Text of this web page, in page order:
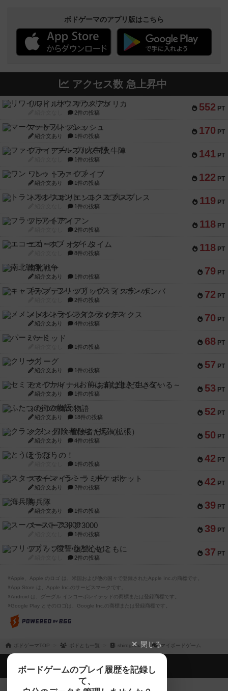
ボドゲーマのアプリ版はこちら
アクセス数 急上昇中
552 PT
リワイルド：サウスアメリカ
2件の投稿
170 PT
マーケットフレッシュ
紹介文あり 1件の投稿
141 PT
ファイアー・ブルズ / 火牛陣
1件の投稿
122 PT
ワン・トゥ・ファイブ
紹介文あり 1件の投稿
119 PT
トランスオリエント・エクスプレス
1件の投稿
118 PT
フラットアイアン
2件の投稿
118 PT
エコーズ・オブ・タイム
8件の投稿
79 PT
南北戦争
紹介文あり 1件の投稿
72 PT
キャプテン・フリップ：イスラ・ボンバ
2件の投稿
70 PT
メメントオンラインタクティクス
紹介文あり 4件の投稿
68 PT
パーミッド
1件の投稿
57 PT
クリーグ
紹介文あり 1件の投稿
53 PT
セミファイナル ～お前はまだ生きている～
紹介文あり 1件の投稿
52 PT
ふたつの街の物語
紹介文あり 18件の投稿
50 PT
クランク! ：冒険者たち（拡張）
紹介文あり 4件の投稿
42 PT
とうほうの！
1件の投稿
42 PT
スターマイン・ラミー ポケット
紹介文あり 2件の投稿
39 PT
海兵隊
紹介文あり 1件の投稿
39 PT
スーパーストア3000
1件の投稿
37 PT
フリップ７：復讐心とともに
2件の投稿
※Apple、Apple のロゴ は、米国および他の国々で登録されたApple Inc.の商標です。
※App Store は、Apple Inc.のサービスマークです。
※Android は、グーグル インコーポレイテッドの商標または登録商標です。
※Google Play とそのロゴは、Google Inc.の商標または登録商標です。
ボドゲーマTOP ボドとも一覧 shirogoma マイボードゲーム
閉じる
ボードゲームのプレイ履歴を記録し
て、
ボドゲーマTOP